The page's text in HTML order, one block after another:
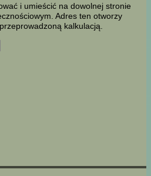
i umieścić na dowolnej stronie
Adres ten otworzy
kalkulacją.